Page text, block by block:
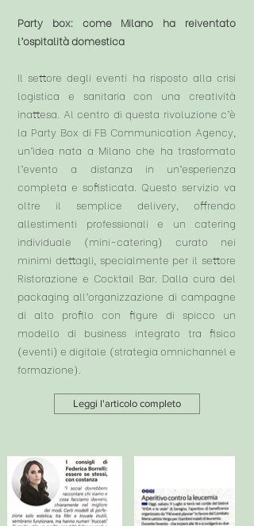
Party box: come Milano ha reiventato
l’ospitalità domestica
Il settore degli eventi ha risposto alla crisi
logistica e sanitaria con una creatività
inattesa. Al centro di questa rivoluzione c’è
la Party Box di FB Communication Agency,
un’idea nata a Milano che ha trasformato
l’evento a distanza in un’esperienza
completa e sofisticata. Questo servizio va
oltre il semplice delivery, offrendo
allestimenti professionali e un catering
individuale (mini-catering) curato nei
minimi dettagli, specialmente per il settore
Ristorazione e Cocktail Bar. Dalla cura del
packaging all’organizzazione di campagne
di alto profilo con figure di spicco un
modello di business integrato tra fisico
(eventi) e digitale (strategia omnichannel e
formazione).
Leggi l'articolo completo